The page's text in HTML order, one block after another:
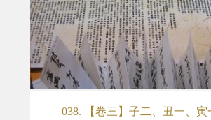
038. 【卷三】子二、丑一、寅